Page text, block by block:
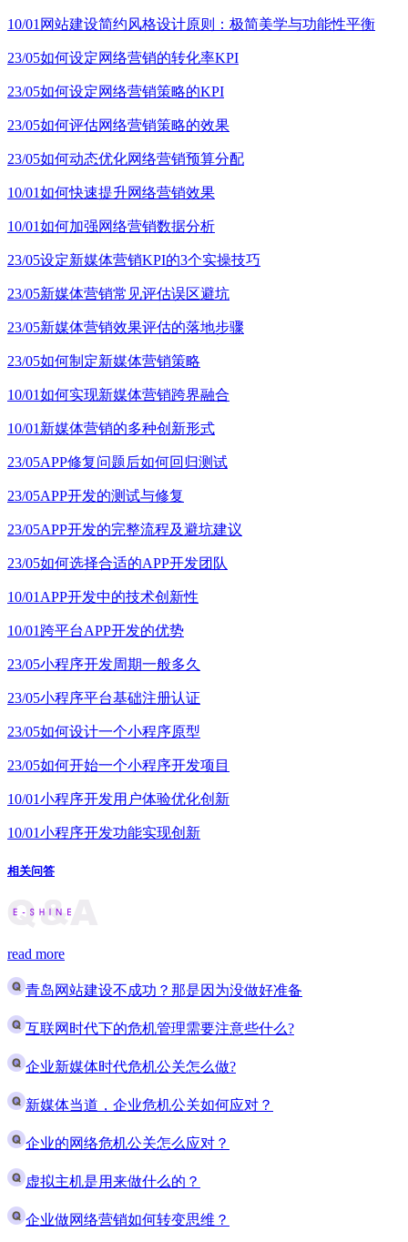
10/01 网站建设简约风格设计原则：极简美学与功能性平衡
23/05如何设定网络营销的转化率KPI
23/05如何设定网络营销策略的KPI
23/05如何评估网络营销策略的效果
23/05如何动态优化网络营销预算分配
10/01如何快速提升网络营销效果
10/01如何加强网络营销数据分析
23/05设定新媒体营销KPI的3个实操技巧
23/05新媒体营销常见评估误区避坑
23/05新媒体营销效果评估的落地步骤
23/05如何制定新媒体营销策略
10/01如何实现新媒体营销跨界融合
10/01 新媒体营销的多种创新形式
23/05APP修复问题后如何回归测试
23/05APP开发的测试与修复
23/05APP开发的完整流程及避坑建议
23/05如何选择合适的APP开发团队
10/01 APP开发中的技术创新性
10/01 跨平台APP开发的优势
23/05小程序开发周期一般多久
23/05小程序平台基础注册认证
23/05如何设计一个小程序原型
23/05如何开始一个小程序开发项目
10/01小程序开发用户体验优化创新
10/01小程序开发功能实现创新
相关问答
read more
青岛网站建设不成功？那是因为没做好准备
互联网时代下的危机管理需要注意些什么?
企业新媒体时代危机公关怎么做?
新媒体当道，企业危机公关如何应对？
企业的网络危机公关怎么应对？
虚拟主机是用来做什么的？
企业做网络营销如何转变思维？